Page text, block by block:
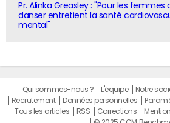
Pr. Alinka Greasley : "Pour les femmes
danser entretient la santé
mental"
Qui sommes-nous ? L'équipe Notre
Recrutement
Données personnelles
Tous les articles
RSS Corrections